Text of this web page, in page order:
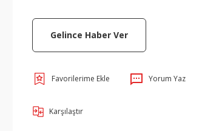
Gelince Haber Ver
Yorum Yaz
Karşılaştır